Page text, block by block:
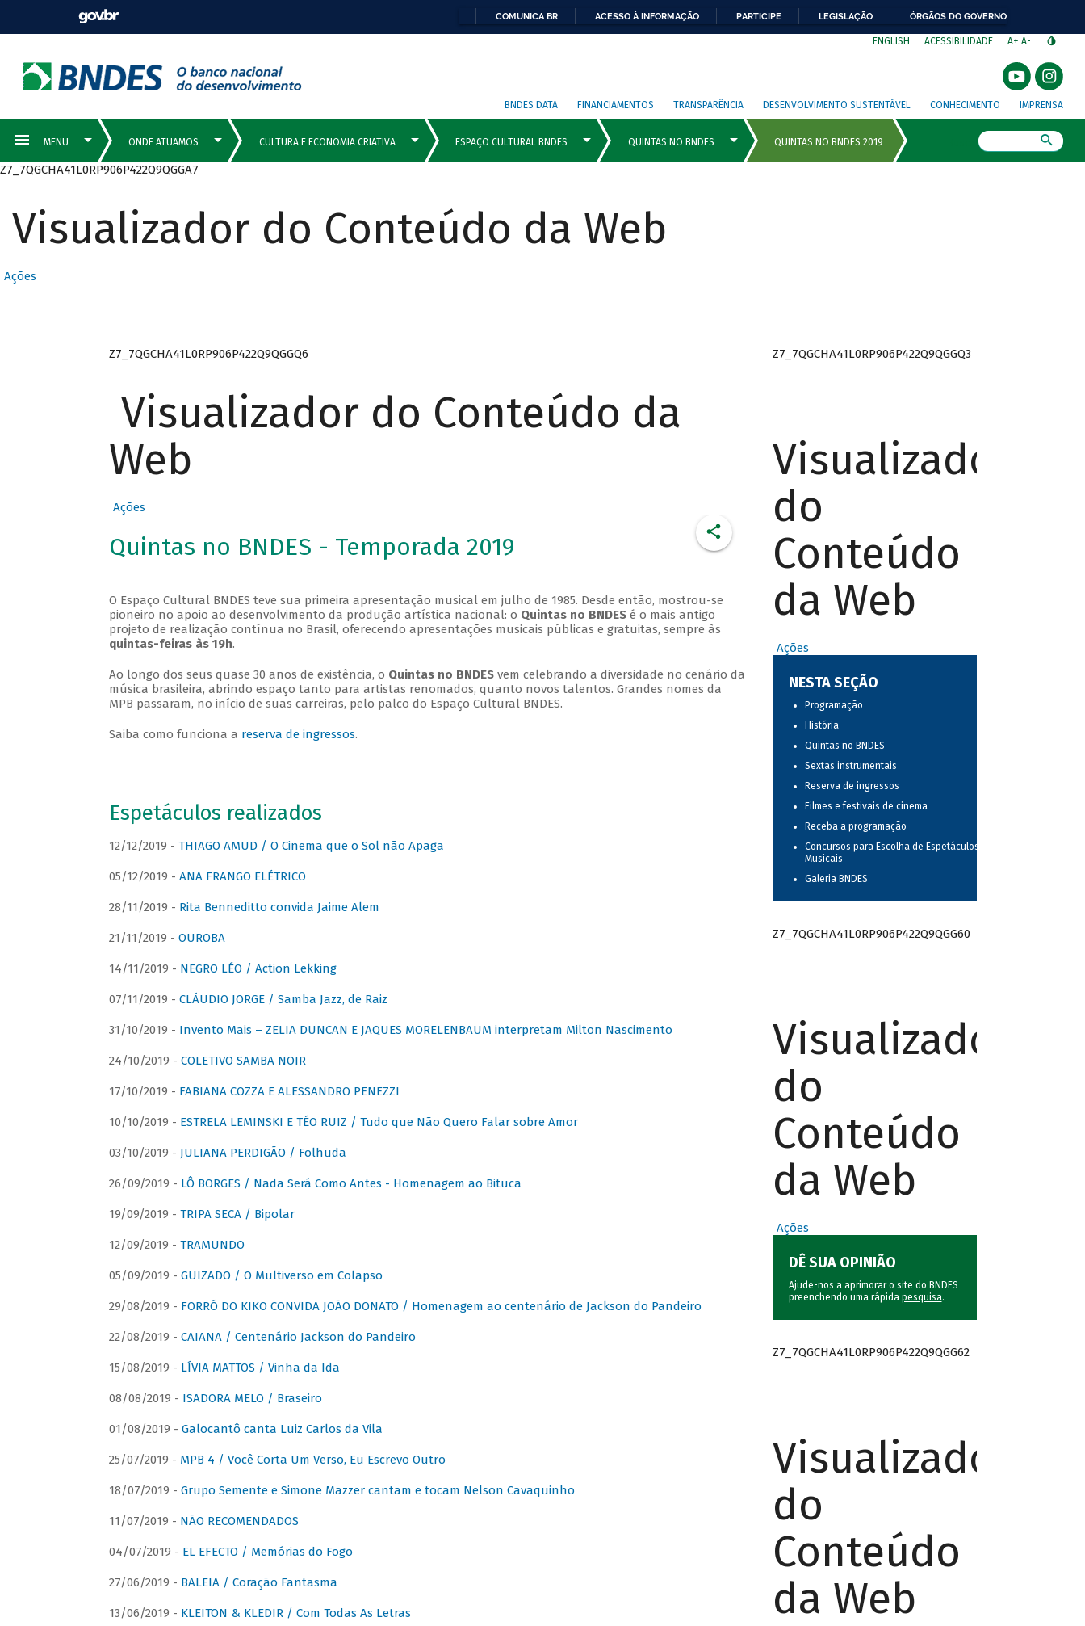
COMUNICA BR ACESSO À INFORMAÇÃO PARTICIPE LEGISLAÇÃO ÓRGÃOS DO GOVERNO
ENGLISH ACESSIBILIDADE A+ A-
BNDES DATA FINANCIAMENTOS TRANSPARÊNCIA DESENVOLVIMENTO SUSTENTÁVEL CONHECIMENTO IMPRENSA
Z7_7QGCHA41L0RP906P422Q9QGGA7
Visualizador do Conteúdo da Web
Ações
Z7_7QGCHA41L0RP906P422Q9QGGQ6
Visualizador do Conteúdo da
Web
Ações
Quintas no BNDES - Temporada 2019
O Espaço Cultural BNDES teve sua primeira apresentação musical em julho de 1985. Desde então, mostrou-se
pioneiro no apoio ao desenvolvimento da produção artística nacional: o Quintas no BNDESé o mais antigo
projeto de realização contínua no Brasil, oferecendo apresentações musicais públicas e gratuitas, sempre às
quintas-feiras às 19h.
Ao longo dos seus quase 30 anos de existência, o Quintas no BNDESvem celebrando a diversidade no cenário da
música brasileira, abrindo espaço tanto para artistas renomados, quanto novos talentos. Grandes nomes da
MPB passaram, no início de suas carreiras, pelo palco do Espaço Cultural BNDES.
Saiba como funciona a reserva de ingressos.
Espetáculos realizados
12/12/2019 - THIAGO AMUD / O Cinema que o Sol não Apaga
05/12/2019 - ANA FRANGO ELÉTRICO
28/11/2019 - Rita Benneditto convida Jaime Alem
21/11/2019 - OUROBA
14/11/2019 - NEGRO LÉO / Action Lekking
07/11/2019 - CLÁUDIO JORGE / Samba Jazz, de Raiz
31/10/2019 - Invento Mais – ZELIA DUNCAN E JAQUES MORELENBAUM interpretam Milton Nascimento
24/10/2019 - COLETIVO SAMBA NOIR
17/10/2019 - FABIANA COZZA E ALESSANDRO PENEZZI
10/10/2019 - ESTRELA LEMINSKI E TÉO RUIZ / Tudo que Não Quero Falar sobre Amor
03/10/2019 - JULIANA PERDIGÃO / Folhuda
26/09/2019 - LÔ BORGES / Nada Será Como Antes - Homenagem ao Bituca
19/09/2019 - TRIPA SECA / Bipolar
12/09/2019 - TRAMUNDO
05/09/2019 - GUIZADO / O Multiverso em Colapso
29/08/2019 - FORRÓ DO KIKO CONVIDA JOÃO DONATO / Homenagem ao centenário de Jackson do Pandeiro
22/08/2019 - CAIANA / Centenário Jackson do Pandeiro
15/08/2019 - LÍVIA MATTOS / Vinha da Ida
08/08/2019 - ISADORA MELO / Braseiro
01/08/2019 - Galocantô canta Luiz Carlos da Vila
25/07/2019 - MPB 4 / Você Corta Um Verso, Eu Escrevo Outro
18/07/2019 - Grupo Semente e Simone Mazzer cantam e tocam Nelson Cavaquinho
11/07/2019 - NÃO RECOMENDADOS
04/07/2019 - EL EFECTO / Memórias do Fogo
27/06/2019 - BALEIA / Coração Fantasma
13/06/2019 - KLEITON & KLEDIR / Com Todas As Letras
Z7_7QGCHA41L0RP906P422Q9QGGQ3
Visualizador
do
Conteúdo
da Web
Ações
NESTA SEÇÃO
Programação
História
Quintas no BNDES
Sextas instrumentais
Reserva de ingressos
Filmes e festivais de cinema
Receba a programação
Concursos para Escolha de Espetáculos
Musicais
Galeria BNDES
Z7_7QGCHA41L0RP906P422Q9QGG60
Visualizador
do
Conteúdo
da Web
Ações
DÊ SUA OPINIÃO
Ajude-nos a aprimorar o site do BNDES
preenchendo uma rápida pesquisa.
Z7_7QGCHA41L0RP906P422Q9QGG62
Visualizador
do
Conteúdo
da Web